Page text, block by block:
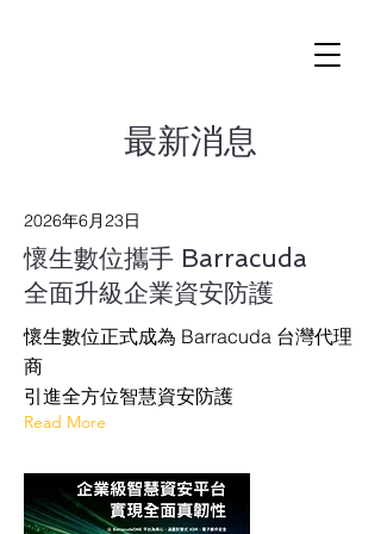
最新消息
2026年6月23日
懷生數位攜手 Barracuda
全面升級企業資安防護
懷生數位正式成為 Barracuda 台灣代理
商
引進全方位智慧資安防護
Read More